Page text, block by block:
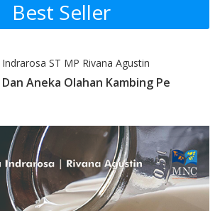
Section
Best Seller
ST MP Rivana Agustin
Aneka Olahan Kambing Pe